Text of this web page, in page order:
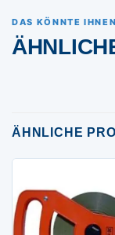
DAS KÖNNTE
ÄHNLICHE